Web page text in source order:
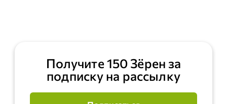
Получите 150 Зёрен за
подписку на рассылку